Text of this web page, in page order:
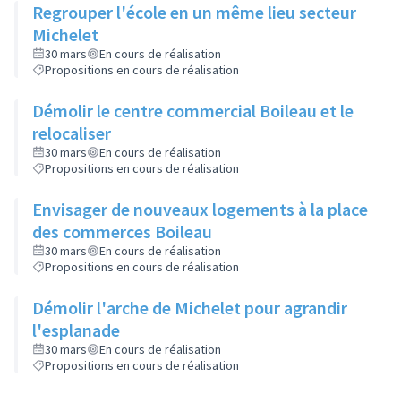
Regrouper l'école en un même lieu secteur
Michelet
30 mars
En cours de réalisation
Propositions en cours de réalisation
Démolir le centre commercial Boileau et le
relocaliser
30 mars
En cours de réalisation
Propositions en cours de réalisation
Envisager de nouveaux logements à la place
des commerces Boileau
30 mars
En cours de réalisation
Propositions en cours de réalisation
Démolir l'arche de Michelet pour agrandir
l'esplanade
30 mars
En cours de réalisation
Propositions en cours de réalisation